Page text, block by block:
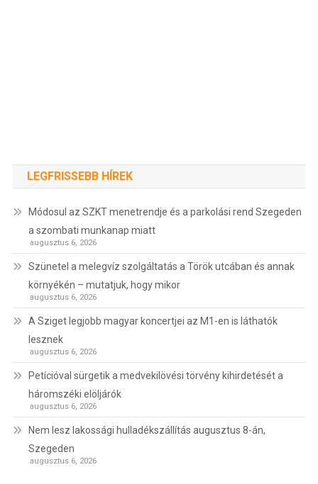
LEGFRISSEBB HÍREK
Módosul az SZKT menetrendje és a parkolási rend Szegeden
a szombati munkanap miatt
augusztus 6, 2026
Szünetel a melegvíz szolgáltatás a Török utcában és annak
környékén – mutatjuk, hogy mikor
augusztus 6, 2026
A Sziget legjobb magyar koncertjei az M1-en is láthatók
lesznek
augusztus 6, 2026
Petícióval sürgetik a medvekilövési törvény kihirdetését a
háromszéki elöljárók
augusztus 6, 2026
Nem lesz lakossági hulladékszállítás augusztus 8-án,
Szegeden
augusztus 6, 2026